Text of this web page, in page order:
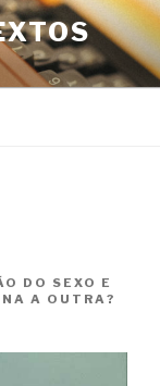
DO SEXO E
A OUTRA?